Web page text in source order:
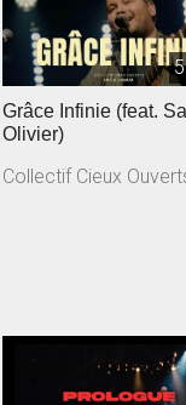
Grâce Infinie (feat.
Olivier)
Collectif Cieux